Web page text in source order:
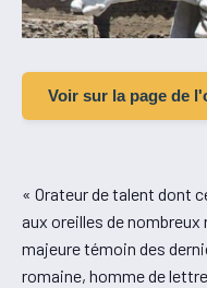
Voir sur la page de
« Orateur de talent dont
aux oreilles de
majeure témoin des
romaine, homme de